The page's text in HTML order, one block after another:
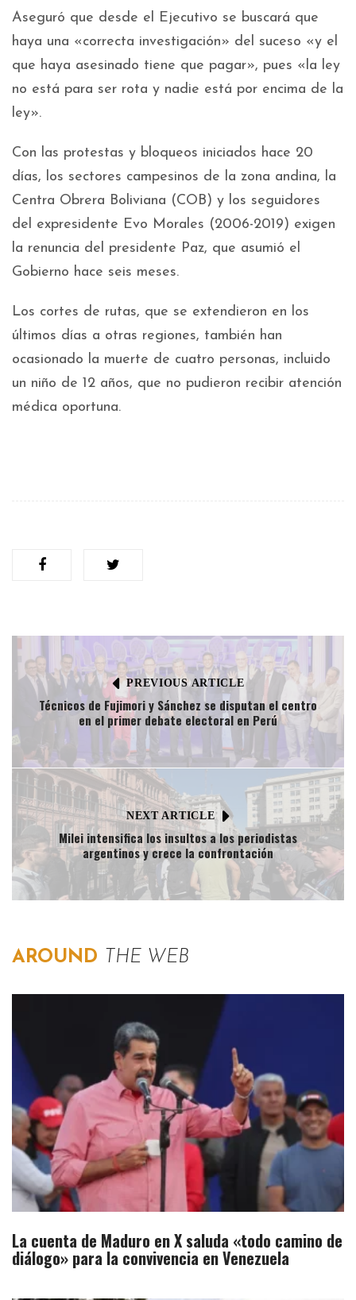
Aseguró que desde el Ejecutivo se buscará que
haya una «correcta investigación» del suceso «y el
que haya asesinado tiene que pagar», pues «la ley
no está para ser rota y nadie está por encima de la
ley».
Con las protestas y bloqueos iniciados hace 20
días, los sectores campesinos de la zona andina, la
Centra Obrera Boliviana (COB) y los seguidores
del expresidente Evo Morales (2006-2019) exigen
la renuncia del presidente Paz, que asumió el
Gobierno hace seis meses.
Los cortes de rutas, que se extendieron en los
últimos días a otras regiones, también han
ocasionado la muerte de cuatro personas, incluido
un niño de 12 años, que no pudieron recibir atención
médica oportuna.
PREVIOUS ARTICLE
Técnicos de Fujimori y Sánchez se disputan el centro
en el primer debate electoral en Perú
NEXT ARTICLE
Milei intensifica los insultos a los periodistas
argentinos y crece la confrontación
AROUND THE WEB
La cuenta de Maduro en X saluda «todo camino de
diálogo» para la convivencia en Venezuela